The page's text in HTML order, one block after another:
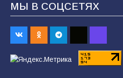
В детском саду № 35
строительные профессии
спортивного праздника
07.08.2026
МЫ В СОЦСЕТЯХ